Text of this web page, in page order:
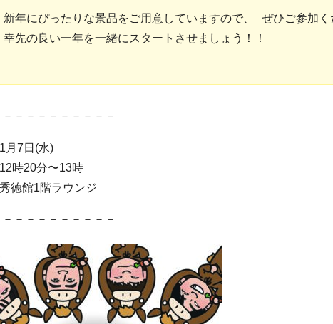
新年にぴったりな景品をご用意していますので、 ぜひご参加く
幸先の良い一年を一緒にスタートさせましょう！！
－－－－－－－－－－
月7日(水)
時20分〜13時
徳館1階ラウンジ
－－－－－－－－－－